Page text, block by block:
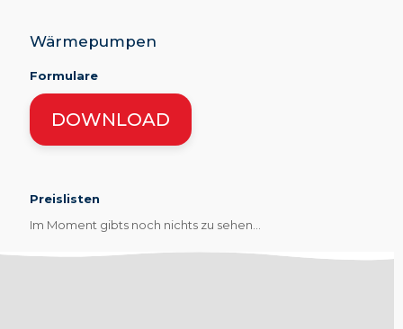
Wärmepumpen
Formulare
DOWNLOAD
Preislisten
Im Moment gibts noch nichts zu sehen...